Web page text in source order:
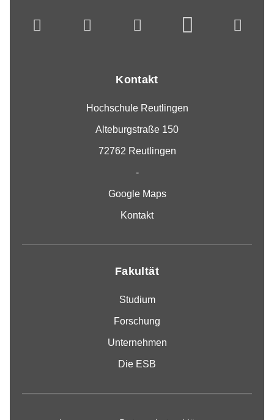
Kontakt
Hochschule Reutlingen
Alteburgstraße 150
72762 Reutlingen
-
Google Maps
Kontakt
Fakultät
Studium
Forschung
Unternehmen
Die ESB